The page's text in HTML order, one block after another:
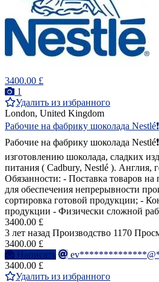
3400.00 £
1
Удалить из избранного
London, United Kingdom
Рабочие на фабрику шоколада Nestlé❗️
Рабочие на фабрику шоколада
изготовлению шоколада, сладких
питания ( Cadbury, Nestlé ). Англия,
Обязанности: - Поставка товаров
для обеспечения непрерывности
сортировка готовой продукции; -
продукции - Физически сложной
3400.00 £
3 лет назад Производство 1170
3400.00 £
Написать
3400.00 £
Удалить из избранного